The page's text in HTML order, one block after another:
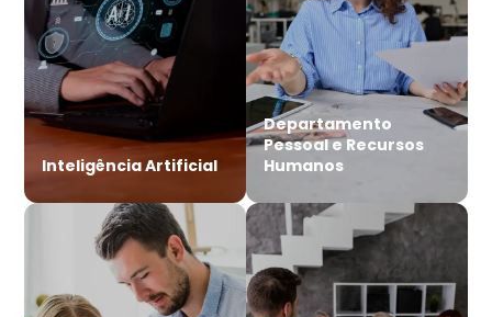
Inteligência Artificial
Departamento
Pessoal e Recursos
Humanos